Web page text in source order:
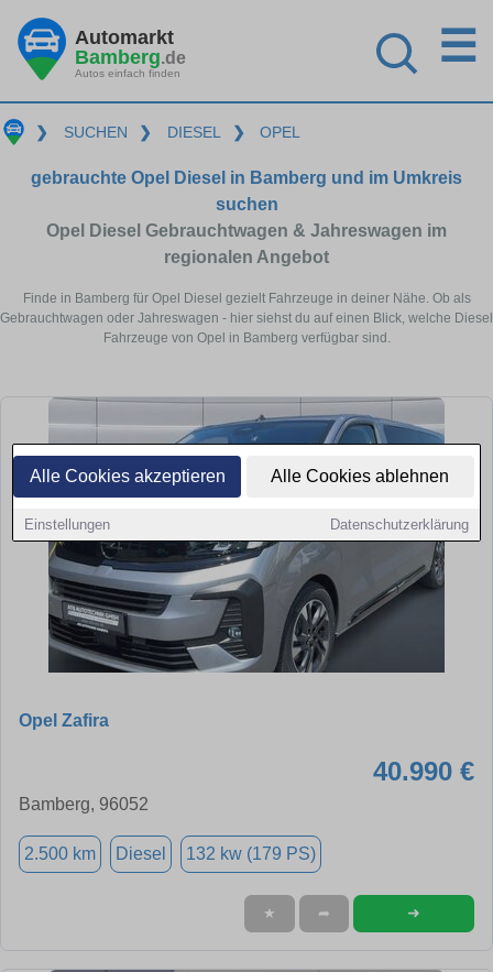
Alle Cookies akzeptieren Alle Cookies ablehnen
Einstellungen Datenschutzerklärung
Automarkt
Bamberg.de
Autos einfach finden
☰
❯ SUCHEN ❯ DIESEL ❯ OPEL
gebrauchte Opel Diesel in Bamberg und im Umkreis
suchen
Opel Diesel Gebrauchtwagen & Jahreswagen im
regionalen Angebot
Finde in Bamberg für Opel Diesel gezielt Fahrzeuge in deiner Nähe. Ob als
Gebrauchtwagen oder Jahreswagen - hier siehst du auf einen Blick, welche Diesel
Fahrzeuge von Opel in Bamberg verfügbar sind.
Opel Zafira
40.990 €
Bamberg, 96052
2.500 km Diesel 132 kw (179 PS)
★ ➦ ➜